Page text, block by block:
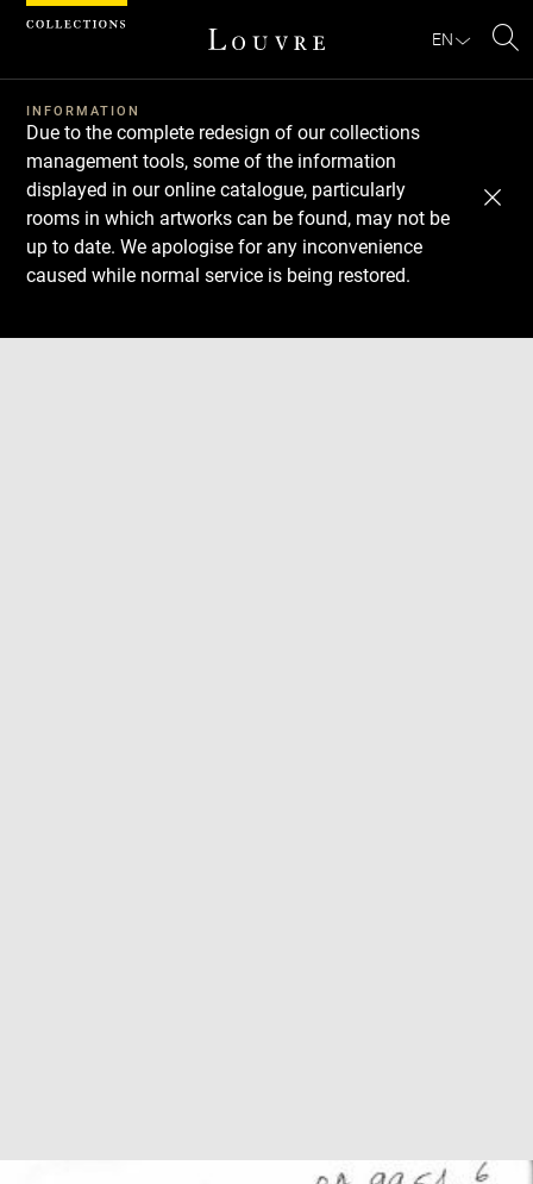
EN
INFORMATION
Due to the complete redesign of our collections
management tools, some of the information
displayed in our online catalogue, particularly
rooms in which artworks can be found, may not be
up to date. We apologise for any inconvenience
caused while normal service is being restored.
Download
Next
Previous
Cookies management panel